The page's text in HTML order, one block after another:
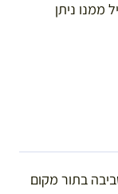
ממנו ניתן
מוזכרת כבר במאה ה-7 לסביבה בתור מקום